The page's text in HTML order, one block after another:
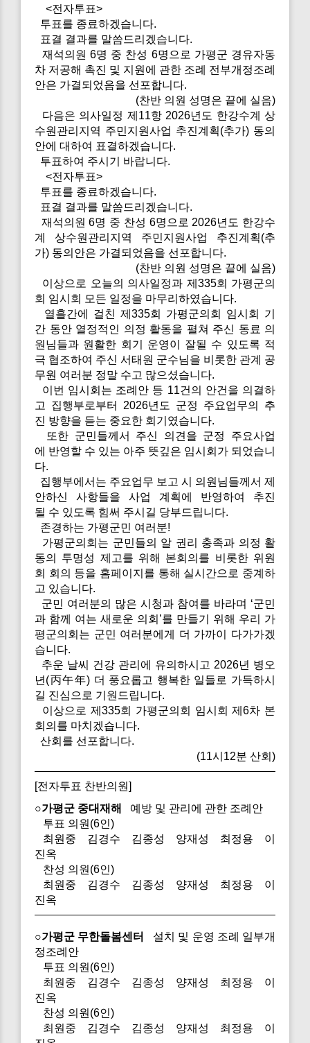
<전자투표>
투표를 종료하겠습니다.
표결 결과를 말씀드리겠습니다.
재석의원 6명 중 찬성 6명으로 가평군 경유자동
차 저공해 촉진 및 지원에 관한 조례 전부개정조례
안은 가결되었음을 선포합니다.
(찬반 의원 성명은 끝에 실음)
다음은 의사일정 제11항 2026년도 한강수계 상
수원관리지역 주민지원사업 추진계획(추가) 동의
안에 대하여 표결하겠습니다.
투표하여 주시기 바랍니다.
<전자투표>
투표를 종료하겠습니다.
표결 결과를 말씀드리겠습니다.
재석의원 6명 중 찬성 6명으로 2026년도 한강수
계 상수원관리지역 주민지원사업 추진계획(추
가) 동의안은 가결되었음을 선포합니다.
(찬반 의원 성명은 끝에 실음)
이상으로 오늘의 의사일정과 제335회 가평군의
회 임시회 모든 일정을 마무리하였습니다.
열흘간에 걸친 제335회 가평군의회 임시회 기
간 동안 열정적인 의정 활동을 펼쳐 주신 동료 의
원님들과 원활한 회기 운영이 잘될 수 있도록 적
극 협조하여 주신 서태원 군수님을 비롯한 관계 공
무원 여러분 정말 수고 많으셨습니다.
이번 임시회는 조례안 등 11건의 안건을 의결하
고 집행부로부터 2026년도 군정 주요업무의 추
진 방향을 듣는 중요한 회기였습니다.
또한 군민들께서 주신 의견을 군정 주요사업
에 반영할 수 있는 아주 뜻깊은 임시회가 되었습니
다.
집행부에서는 주요업무 보고 시 의원님들께서 제
안하신 사항들을 사업 계획에 반영하여 추진
될 수 있도록 힘써 주시길 당부드립니다.
존경하는 가평군민 여러분!
가평군의회는 군민들의 알 권리 충족과 의정 활
동의 투명성 제고를 위해 본회의를 비롯한 위원
회 회의 등을 홈페이지를 통해 실시간으로 중계하
고 있습니다.
군민 여러분의 많은 시청과 참여를 바라며 ‘군민
과 함께 여는 새로운 의회’를 만들기 위해 우리 가
평군의회는 군민 여러분에게 더 가까이 다가가겠
습니다.
추운 날씨 건강 관리에 유의하시고 2026년 병오
년(丙午年) 더 풍요롭고 행복한 일들로 가득하시
길 진심으로 기원드립니다.
이상으로 제335회 가평군의회 임시회 제6차 본
회의를 마치겠습니다.
산회를 선포합니다.
(11시12분 산회)
[전자투표 찬반의원]
○가평군 중대재해
예방 및 관리에 관한 조례안
투표 의원(6인)
최원중 김경수 김종성 양재성 최정용 이
진옥
찬성 의원(6인)
최원중 김경수 김종성 양재성 최정용 이
진옥
○가평군 무한돌봄센터
설치 및 운영 조례 일부개
정조례안
투표 의원(6인)
최원중 김경수 김종성 양재성 최정용 이
진옥
찬성 의원(6인)
최원중 김경수 김종성 양재성 최정용 이